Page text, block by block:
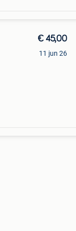
€ 45,00
11 jun 26